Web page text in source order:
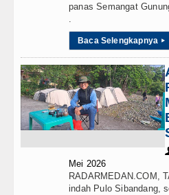
panas Semangat
.
Baca Selengkapnya ▸
Mei 2026
RADARMEDAN.COM,
indah Pulo Sibandang,